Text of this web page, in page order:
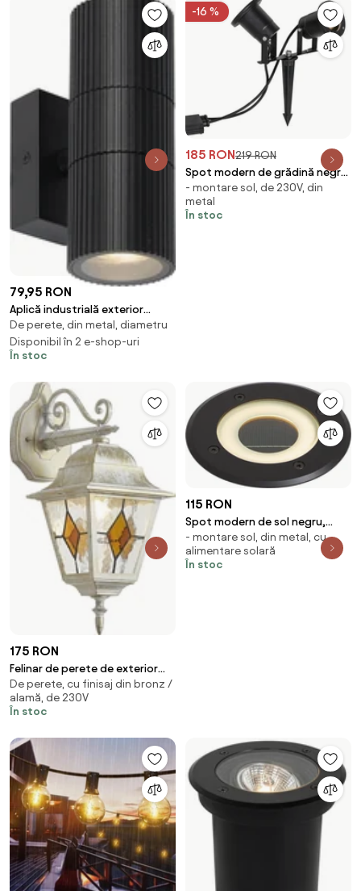
79,95 RON
Aplică industrială exterior
neagră 2 lumini IP44 - Vigo
De perete, din metal, diametru
Disponibil în 2 e-shop-uri
În stoc
-16 %
185 RON219 RON
Spot modern de grădină negru,
cu cablu și ștecher incluse, 150
cm, 2 lumini, IP65 - Basic
- montare sol, de 230V, din
metal
În stoc
175 RON
Felinar de perete de exterior
vintage bej cu auriu antic IP44 -
Antigua Down
De perete, cu finisaj din bronz /
alamă, de 230V
În stoc
115 RON
Spot modern de sol negru,
inclusiv LED reîncărcabil cu
energie solară IP65 - Solyx
- montare sol, din metal, cu
alimentare solară
În stoc